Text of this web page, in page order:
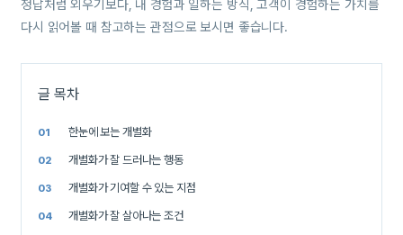
정답처럼 외우기보다, 내 경험과 일하는 방식, 고객이 경험하는 가치를
다시 읽어볼 때 참고하는 관점으로 보시면 좋습니다.
글 목차
한눈에 보는 개별화
개별화가 잘 드러나는 행동
개별화가 기여할 수 있는 지점
개별화가 잘 살아나는 조건